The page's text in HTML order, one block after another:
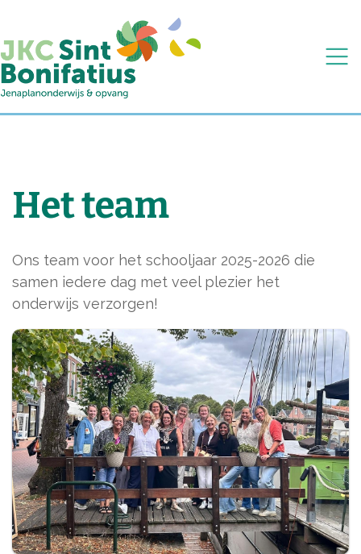
Het team
Ons team voor het schooljaar 2025-2026 die
samen iedere dag met veel plezier het
onderwijs verzorgen!